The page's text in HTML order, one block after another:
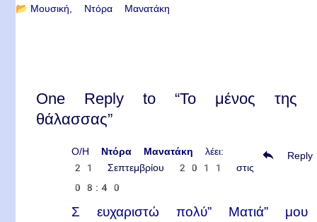
📂 Μουσική Ντόρα Μανατάκη
One Reply to “Το μένος της
θάλασσας”
Ο/Η Ντόρα Μανατάκη
λέει:
21 Σεπτεμβρίου 2011 στις
08:40
Σ ευχαριστώ πολύ” Ματιά” μου
Reply